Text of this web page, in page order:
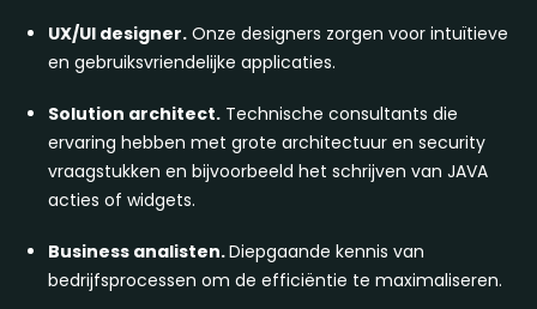
UX/UI designer. Onze designers zorgen voor intuïtieve
en gebruiksvriendelijke applicaties.
Solution architect. Technische consultants die
ervaring hebben met grote architectuur en security
vraagstukken en bijvoorbeeld het schrijven van JAVA
acties of widgets.
Business analisten.Diepgaande kennis van
bedrijfsprocessen om de efficiëntie te maximaliseren.